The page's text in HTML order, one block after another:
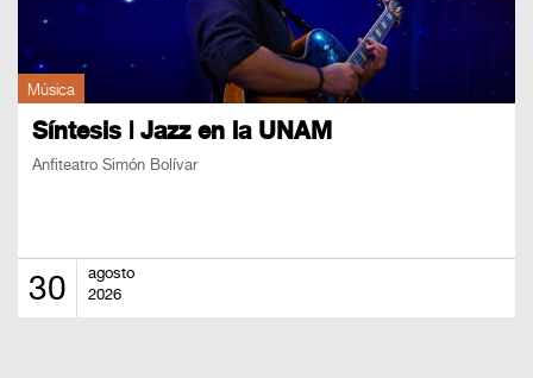
Música
Síntesis | Jazz en la UNAM
Anfiteatro Simón Bolívar
30
agosto
2026